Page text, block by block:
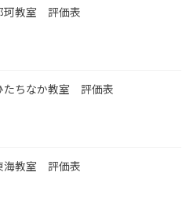
珂教室 評価表
ちなか教室 評価表
海教室 評価表